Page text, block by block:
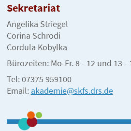
Sekretariat
Angelika Striegel
Corina Schrodi
Cordula Kobylka
Bürozeiten: Mo-Fr. 8 - 12 und 13 -
Tel: 07375 959100
Email: akademie@skfs.drs.de